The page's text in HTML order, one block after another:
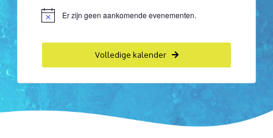
BerichtEr zijn geen aankomende evenementen.
Volledige kalender